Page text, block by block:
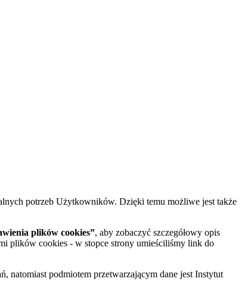
potrzeb Użytkowników. Dzięki temu możliwe jest także
plików cookies”, aby zobaczyć szczegółowy opis
plików cookies - w stopce strony umieściliśmy link do
natomiast podmiotem przetwarzającym dane jest Instytut